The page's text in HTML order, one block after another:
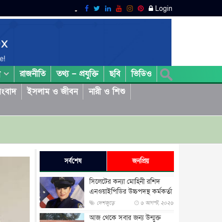
Login
রাজনীতি তথ্য – প্রযুক্তি ছবি
ভিডিও
ইসলাম ও জীবন
নারী ও শিশু
সর্বশেষ জনপ্রিয়
সিলেটের কন্যা মোহিনী রশিদ
এনওয়াইপিডির উচ্চপদস্থ কর্মকর্তা
দেশজুড়ে ৬ আগস্ট, ২০২৬
আজ থেকে সবার জন্য উন্মুক্ত